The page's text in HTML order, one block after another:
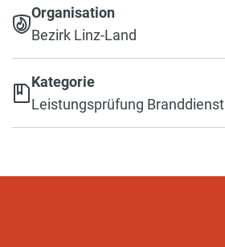
Organisation
Bezirk Linz-Land
Kategorie
Leistungsprüfung Branddienst